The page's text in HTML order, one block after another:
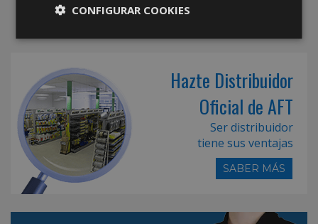
Hazte Distribuidor
Oficial de AFT
Ser distribuidor
tiene sus ventajas
SABER MÁS
CONFIGURAR COOKIES